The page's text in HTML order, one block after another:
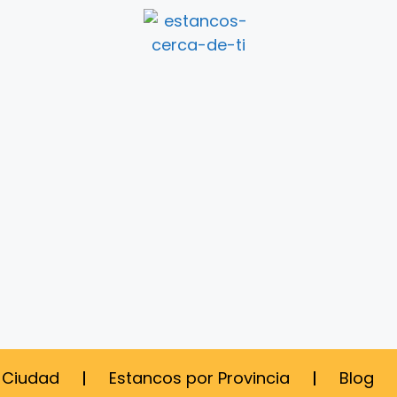
Estancos por Provincia Blog